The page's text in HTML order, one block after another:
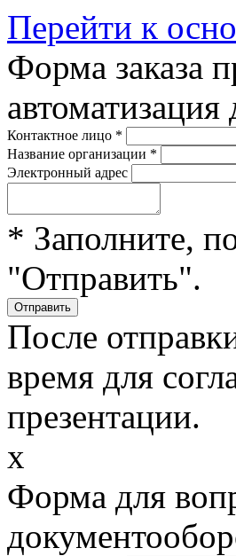
Перейти к
Форма заказа
Контактное лицо *
Название организации *
Электронный адрес
* Заполните,
"Отправить".
После
время для
презентации.
x
Форма для